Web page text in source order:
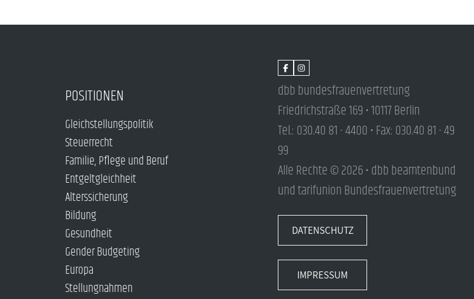
POSITIONEN
Gleichstellungspolitik
Steuerrecht
Familie, Pflege und Beruf
Entgeltgleichheit
Alterssicherung
Bildung
Gesundheit
Gender Budgeting
Europa
Stellungnahmen
dbb bundesfrauenvertretung
Friedrichstraße 169 • 10117 Berlin
Tel.: 030.40 81 - 4400 • Fax: 030.40 81 - 49
99
Alle Rechte © 2026 • dbb beamtenbund
und tarifunion Bundesfrauenvertretung
DATENSCHUTZ
IMPRESSUM